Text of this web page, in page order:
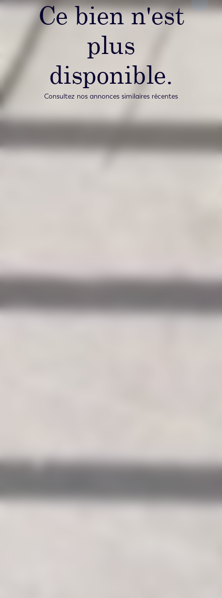
Ce bien n'est
plus
disponible.
Consultez nos annonces similaires récentes